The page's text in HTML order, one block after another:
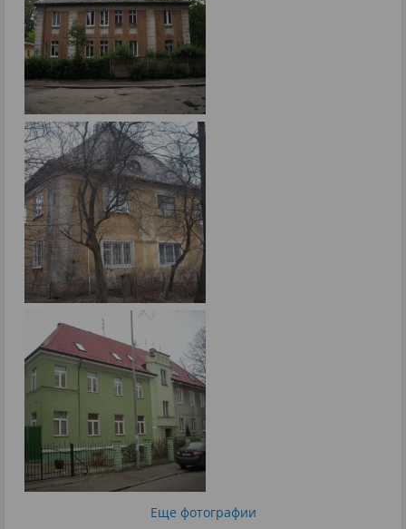
Еще фотографии